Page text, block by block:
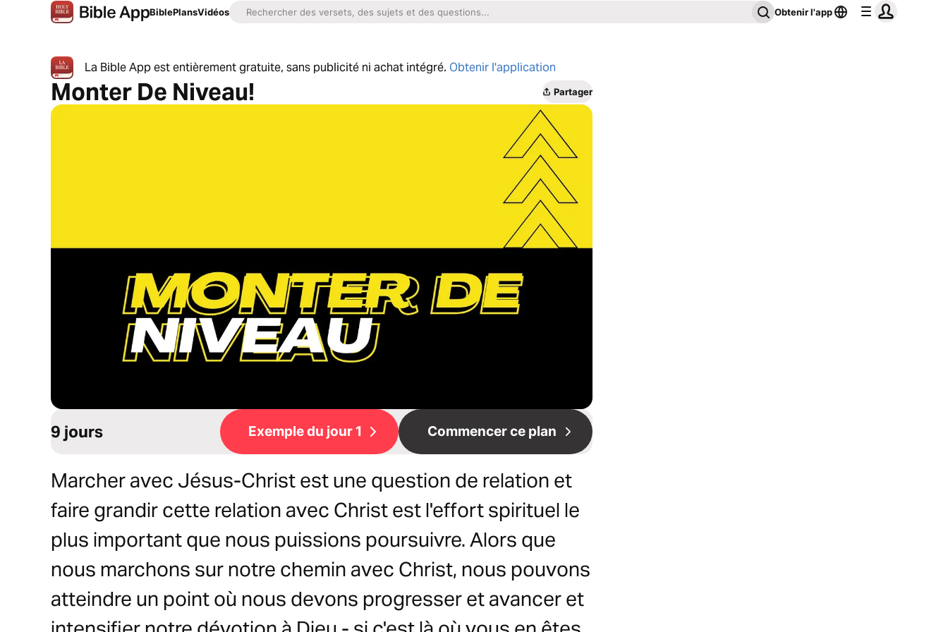
BiblePlansVidéos Obtenir l'app
La Bible App est entièrement gratuite, sans publicité ni achat intégré. Obtenir l'application
Monter De Niveau! Partager
9 jours Exemple du jour 1 Commencer ce plan
Marcher avec Jésus-Christ est une question de relation et
faire grandir cette relation avec Christ est l'effort spirituel le
plus important que nous puissions poursuivre. Alors que
nous marchons sur notre chemin avec Christ, nous pouvons
atteindre un point où nous devons progresser et avancer et